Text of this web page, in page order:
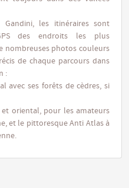
les itinéraires sont
des endroits les plus
nombreuses photos couleurs
de chaque parcours dans
:
avec ses forêts de cèdres, si
oriental, pour les amateurs
et le pittoresque Anti Atlas à